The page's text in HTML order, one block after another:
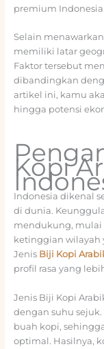
premium
Selain
memiliki latar
Faktor tersebut
dibandingkan
artikel ini, kamu
hingga potensi
Kopi
Indonesia dikenal
di dunia.
mendukung, mulai
ketinggian wilayah
Jenis Biji Kopi
profil rasa yang
Jenis Biji Kopi
dengan suhu
buah kopi,
optimal. Hasilnya,